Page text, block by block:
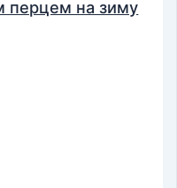
перцем на зиму